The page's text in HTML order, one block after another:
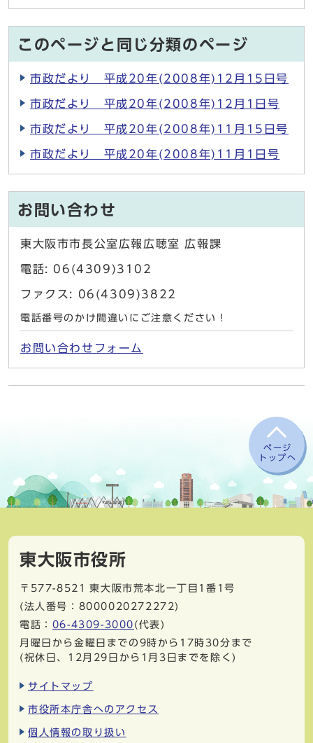
このページと同じ分類のページ
市政だより 平成20年(2008年)12月15日号
市政だより 平成20年(2008年)12月1日号
市政だより 平成20年(2008年)11月15日号
市政だより 平成20年(2008年)11月1日号
お問い合わせ
東大阪市市長公室広報広聴室 広報課
電話: 06(4309)3102
ファクス: 06(4309)3822
電話番号のかけ間違いにご注意ください！
お問い合わせフォーム
ページ
トップへ
東大阪市役所
〒577-8521
東大阪市荒本北一丁目1番1号
(法人番号：8000020272272)
電話： 06-4309-3000 (代表)
月曜日から金曜日までの9時から17時30分まで
(祝休日、12月29日から1月3日までを除く)
サイトマップ
市役所本庁舎へのアクセス
個人情報の取り扱い